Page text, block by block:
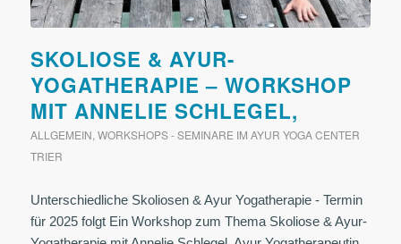
SKOLIOSE & AYUR-
YOGATHERAPIE – WORKSHOP
MIT ANNELIE SCHLEGEL,
ALLGEMEIN, WORKSHOPS - SEMINARE IM AYUR YOGA CENTER
TRIER
Unterschiedliche Skoliosen & Ayur Yogatherapie - Termin
für 2025 folgt Ein Workshop zum Thema Skoliose & Ayur-